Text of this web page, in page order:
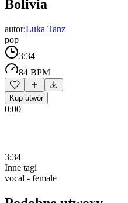
Bolivia
autor:Luka Tanz
pop
3:34
84 BPM
Kup utwór
0:00
3:34
Inne tagi
vocal - female